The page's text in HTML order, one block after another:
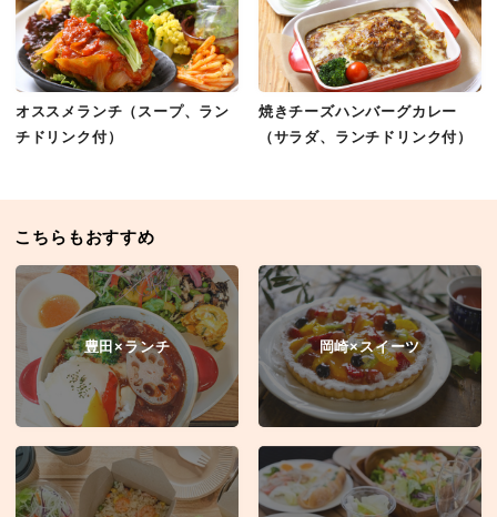
オススメランチ（スープ、ラン
チドリンク付）
焼きチーズハンバーグカレー
（サラダ、ランチドリンク付）
こちらもおすすめ
豊田×ランチ 岡崎×スイーツ